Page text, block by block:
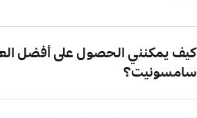
كيف يمكنني الحصول على أفضل
سامسونيت؟